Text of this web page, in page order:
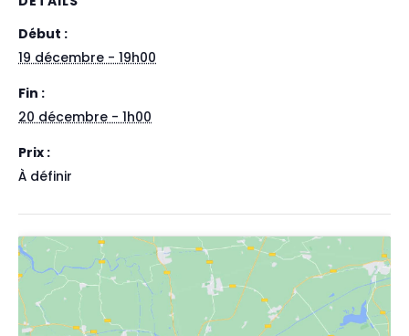
Début :
19 décembre - 19h00
Fin :
20 décembre - 1h00
Prix :
À définir